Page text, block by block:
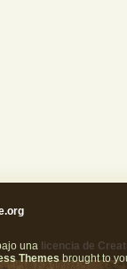
una licencia de
Themesbrought to